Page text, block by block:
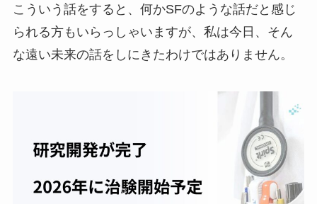
こういう話をすると、何かSFのような話だと感じ
られる方もいらっしゃいますが、私は今日、そん
な遠い未来の話をしにきたわけではありません。